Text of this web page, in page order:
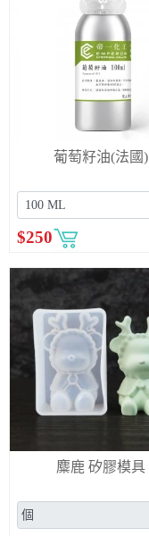
葡萄籽油(法國)
$250
麋鹿 矽膠模具